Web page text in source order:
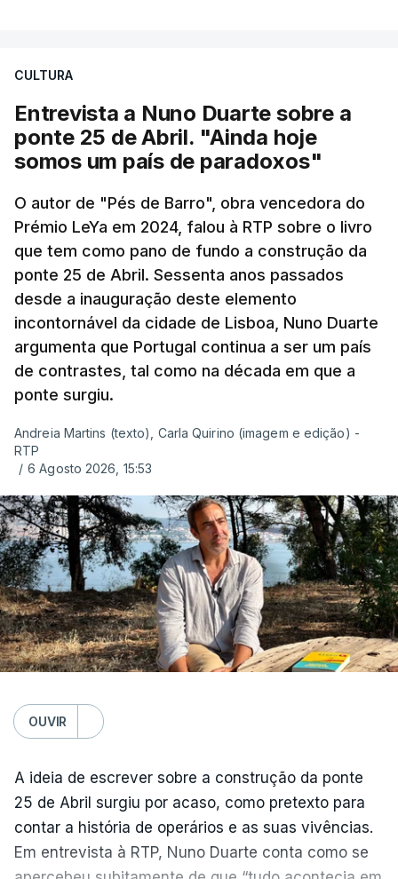
CULTURA
Entrevista a Nuno Duarte sobre a
ponte 25 de Abril. "Ainda hoje
somos um país de paradoxos"
O autor de "Pés de Barro", obra vencedora do
Prémio LeYa em 2024, falou à RTP sobre o livro
que tem como pano de fundo a construção da
ponte 25 de Abril. Sessenta anos passados
desde a inauguração deste elemento
incontornável da cidade de Lisboa, Nuno Duarte
argumenta que Portugal continua a ser um país
de contrastes, tal como na década em que a
ponte surgiu.
Andreia Martins (texto), Carla Quirino (imagem e edição) -
RTP
/ 6 Agosto 2026, 15:53
OUVIR
A ideia de escrever sobre a construção da ponte
25 de Abril surgiu por acaso, como pretexto para
contar a história de operários e as suas vivências.
Em entrevista à RTP, Nuno Duarte conta como se